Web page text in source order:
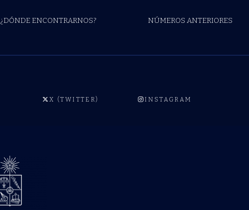
¿DÓNDE ENCONTRARNOS? NÚMEROS ANTERIORES
X (TWITTER) INSTAGRAM